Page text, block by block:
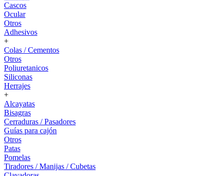
Cascos
Ocular
Otros
Adhesivos
+
Colas / Cementos
Otros
Poliuretanicos
Siliconas
Herrajes
+
Alcayatas
Bisagras
Cerraduras / Pasadores
Guías para cajón
Otros
Patas
Pomelas
Tiradores / Manijas / Cubetas